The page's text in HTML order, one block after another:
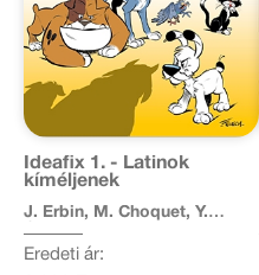
Ideafix 1. - Latinok
kíméljenek
J. Erbin, M. Choquet, Y.
Eredeti ár: